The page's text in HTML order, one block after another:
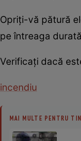
Opriţi-vă pătură
pe întreaga
Verificaţi dacă
incendiu
MAI MULTE PENTRU